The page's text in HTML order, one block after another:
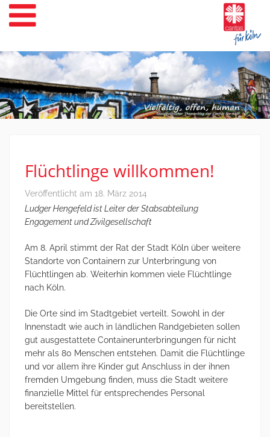
Weiter
zum
Inhalt
Flüchtlinge willkommen!
Veröffentlicht am 18. März 2014
Ludger Hengefeld ist Leiter der Stabsabteilung
Engagement und Zivilgesellschaft
Am 8. April stimmt der Rat der Stadt Köln über weitere
Standorte von Containern zur Unterbringung von
Flüchtlingen ab. Weiterhin kommen viele Flüchtlinge
nach Köln.
Die Orte sind im Stadtgebiet verteilt. Sowohl in der
Innenstadt wie auch in ländlichen Randgebieten sollen
gut ausgestattete Containerunterbringungen für nicht
mehr als 80 Menschen entstehen. Damit die Flüchtlinge
und vor allem ihre Kinder gut Anschluss in der ihnen
fremden Umgebung finden, muss die Stadt weitere
finanzielle Mittel für entsprechendes Personal
bereitstellen.